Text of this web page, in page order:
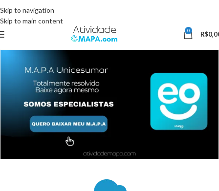
Skip to navigation
Skip to main content
0 R$
somente pelo site.